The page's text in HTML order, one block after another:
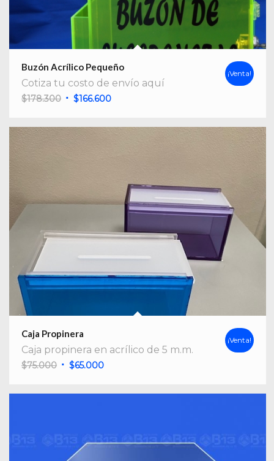
Buzón Acrílico Pequeño
Cotiza tu costo de envío aquí
$178.300 El
original
$166.600El
actual
$166.600.
¡Venta!
Caja Propinera
Caja propinera en acrílico de 5 m.m.
$75.000 El
original
$65.000El
actual
¡Venta!